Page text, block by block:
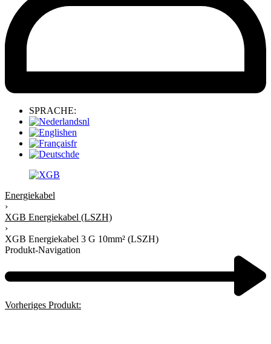
SPRACHE:
nl
en
fr
de
Energiekabel
›
XGB Energiekabel (LSZH)
›
XGB Energiekabel 3 G 10mm² (LSZH)
Produkt-Navigation
Vorheriges Produkt: